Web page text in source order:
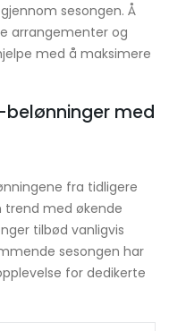
sesongen. Å
arrangementer og
med å maksimere
med
fra tidligere
trend med økende
tilbød vanligvis
sesongen har
for dedikerte